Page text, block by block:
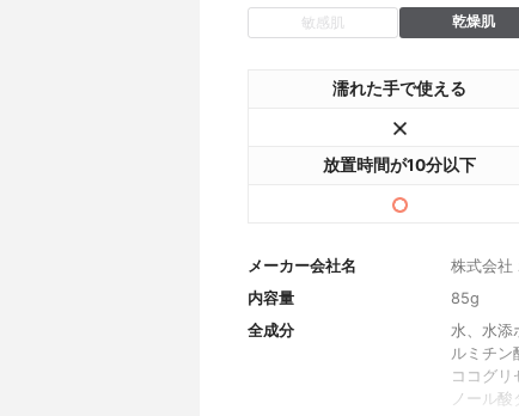
敏感肌 乾燥肌
濡れた手で使える
放置時間が10分以下
メーカー会社名
株式会社
内容量
85g
全成分
水、水添
ルミチン
ココグリ
ノール